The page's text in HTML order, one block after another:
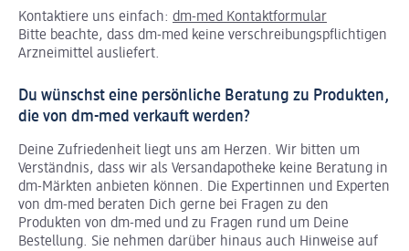
Kontaktiere uns einfach: dm-med Kontaktformular
Bitte beachte, dass dm-med keine verschreibungspflichtigen
Arzneimittel ausliefert.
Du wünschst eine persönliche Beratung zu Produkten,
die von dm-med verkauft werden?
Deine Zufriedenheit liegt uns am Herzen. Wir bitten um
Verständnis, dass wir als Versandapotheke keine Beratung in
dm-Märkten anbieten können. Die Expertinnen und Experten
von dm-med beraten Dich gerne bei Fragen zu den
Produkten von dm-med und zu Fragen rund um Deine
Bestellung. Sie nehmen darüber hinaus auch Hinweise auf